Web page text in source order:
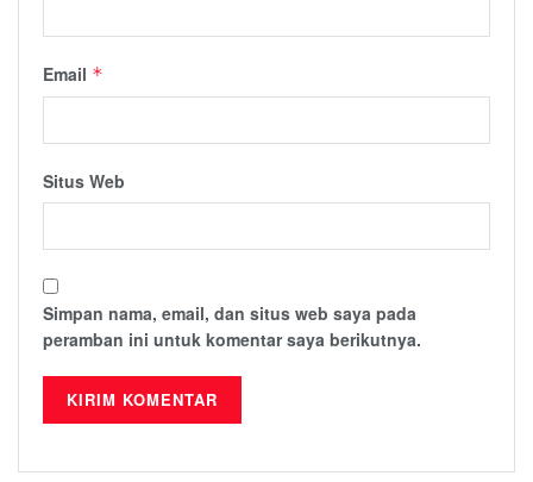
Email *
Situs Web
Simpan nama, email, dan situs web saya pada
peramban ini untuk komentar saya berikutnya.